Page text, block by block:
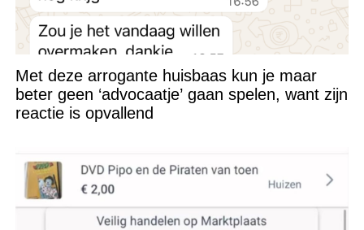
Met deze arrogante huisbaas kun je maar
beter geen ‘advocaatje’ gaan spelen, want zijn
reactie is opvallend